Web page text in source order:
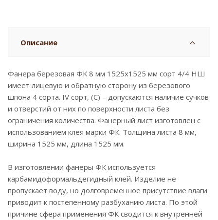
Описание
Фанера березовая ФК 8 мм 1525x1525 мм сорт 4/4 НШ
имеет лицевую и обратную сторону из березового
шпона 4 сорта. IV сорт, (C) – допускаются наличие сучков
и отверстий от них по поверхности листа без
ограничения количества. Фанерный лист изготовлен с
использованием клея марки ФК. Толщина листа 8 мм,
ширина 1525 мм, длина 1525 мм.
В изготовлении фанеры ФК используется
карбамидоформальдегидный клей. Изделие не
пропускает воду, но долговременное присутствие влаги
приводит к постепенному разбуханию листа. По этой
причине сфера применения ФК сводится к внутренней